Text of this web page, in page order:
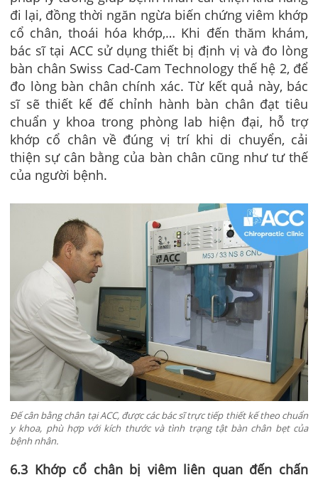
đi lại, đồng thời ngăn ngừa biến chứng viêm khớp
cổ chân, thoái hóa khớp,… Khi đến thăm khám,
bác sĩ tại ACC sử dụng thiết bị định vị và đo lòng
bàn chân Swiss Cad-Cam Technology thế hệ 2, để
đo lòng bàn chân chính xác. Từ kết quả này, bác
sĩ sẽ thiết kế đế chỉnh hành bàn chân đạt tiêu
chuẩn y khoa trong phòng lab hiện đại, hỗ trợ
khớp cổ chân về đúng vị trí khi di chuyển, cải
thiện sự cân bằng của bàn chân cũng như tư thế
của người bệnh.
Đế cân bằng chân tại ACC, được các bác sĩ trực tiếp thiết kế theo chuẩn
y khoa, phù hợp với kích thước và tình trạng tật bàn chân bẹt của
bệnh nhân.
6.3 Khớp cổ chân bị viêm liên quan đến chấn